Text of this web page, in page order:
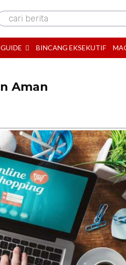
cari berita
GUIDE BINCANG EKSEKUTIF
Aman